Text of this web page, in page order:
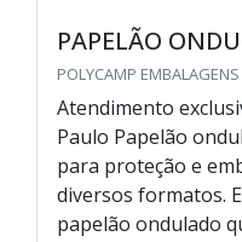
PAPELÃO
POLYCAMP
Atendimento
Paulo Papelão
para proteção e
diversos formatos.
papelão ondulado